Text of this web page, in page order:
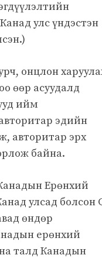
улс үндэстэн
онцлон
өөр асуудалд
ийм
эдийн
авторитар эрх
байна.
Ерөнхий
улсад болсон
өндөр
ерөнхий
талд Канадын